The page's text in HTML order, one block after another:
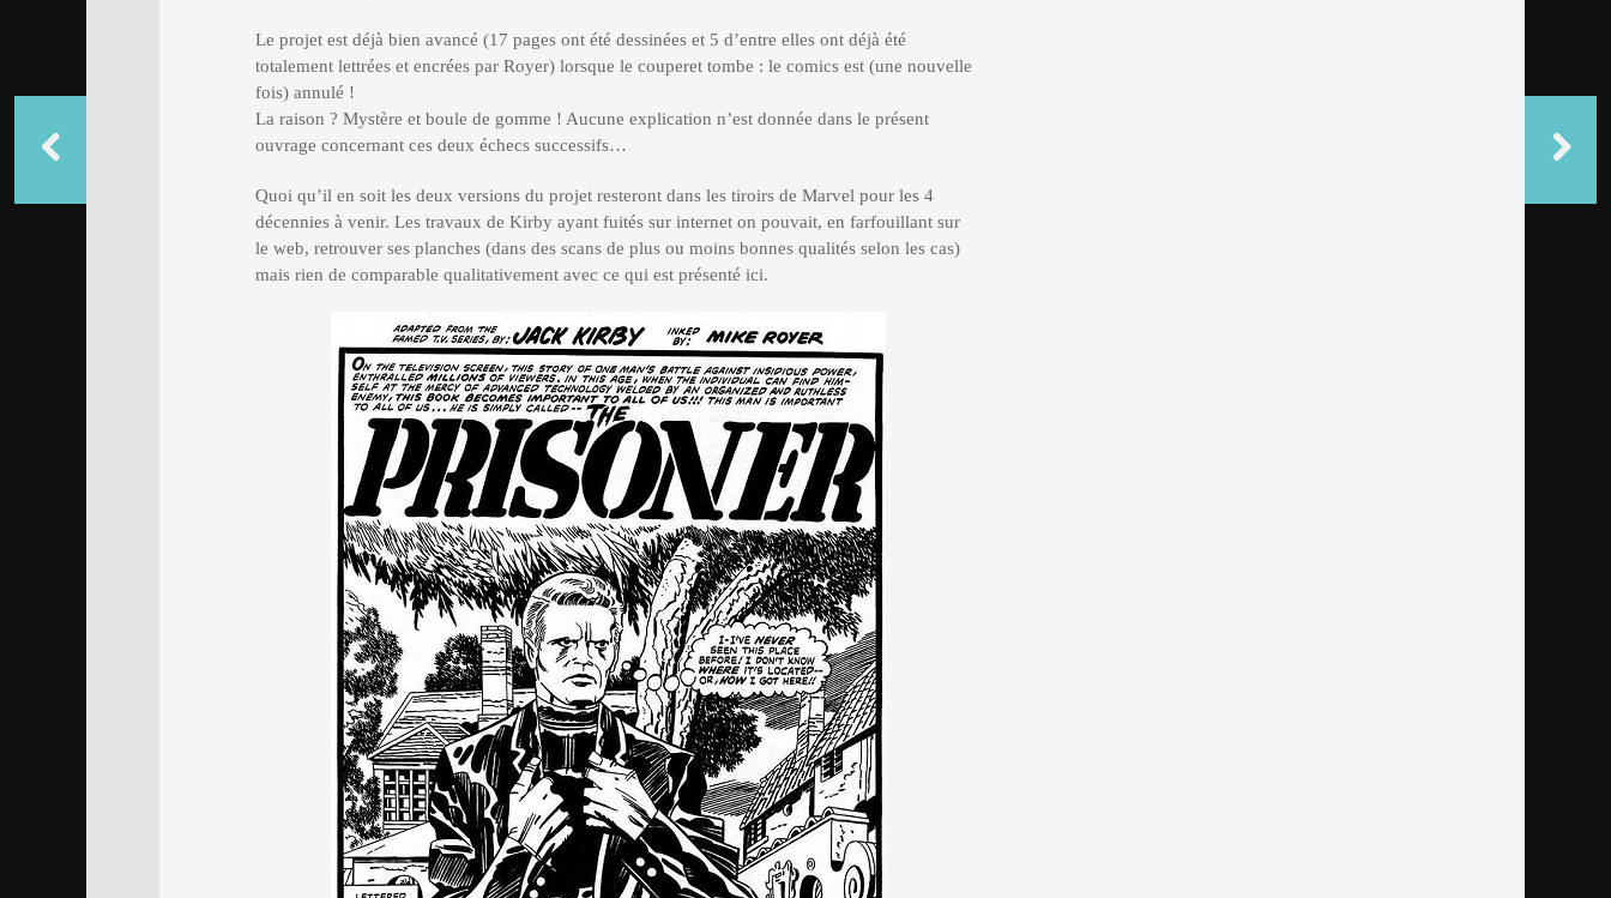
Le projet est déjà bien avancé (17 pages ont été dessinées et 5 d’entre elles ont déjà été
totalement lettrées et encrées par Royer) lorsque le couperet tombe : le comics est (une nouvelle
fois) annulé !
La raison ? Mystère et boule de gomme ! Aucune explication n’est donnée dans le présent
ouvrage concernant ces deux échecs successifs…
Quoi qu’il en soit les deux versions du projet resteront dans les tiroirs de Marvel pour les 4
décennies à venir. Les travaux de Kirby ayant fuités sur internet on pouvait, en farfouillant sur
le web, retrouver ses planches (dans des scans de plus ou moins bonnes qualités selon les cas)
mais rien de comparable qualitativement avec ce qui est présenté ici.